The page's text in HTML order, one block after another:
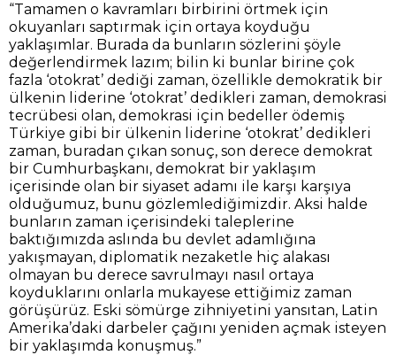
“Tamamen o kavramları birbirini örtmek için
okuyanları saptırmak için ortaya koyduğu
yaklaşımlar. Burada da bunların sözlerini şöyle
değerlendirmek lazım; bilin ki bunlar birine çok
fazla ‘otokrat’ dediği zaman, özellikle demokratik bir
ülkenin liderine ‘otokrat’ dedikleri zaman, demokrasi
tecrübesi olan, demokrasi için bedeller ödemiş
Türkiye gibi bir ülkenin liderine ‘otokrat’ dedikleri
zaman, buradan çıkan sonuç, son derece demokrat
bir Cumhurbaşkanı, demokrat bir yaklaşım
içerisinde olan bir siyaset adamı ile karşı karşıya
olduğumuz, bunu gözlemlediğimizdir. Aksi halde
bunların zaman içerisindeki taleplerine
baktığımızda aslında bu devlet adamlığına
yakışmayan, diplomatik nezaketle hiç alakası
olmayan bu derece savrulmayı nasıl ortaya
koyduklarını onlarla mukayese ettiğimiz zaman
görüşürüz. Eski sömürge zihniyetini yansıtan, Latin
Amerika’daki darbeler çağını yeniden açmak isteyen
bir yaklaşımda konuşmuş.”